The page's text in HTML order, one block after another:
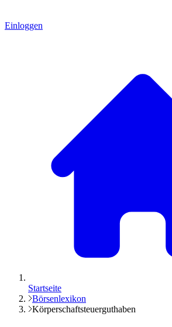
Einloggen
Startseite
Börsenlexikon
Körperschaftsteuerguthaben